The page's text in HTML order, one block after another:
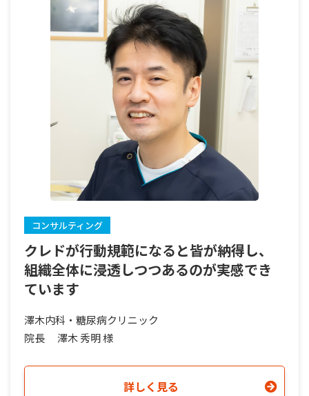
コンサルティング
クレドが行動規範になると皆が納得し、
組織全体に浸透しつつあるのが実感でき
ています
澤木内科・糖尿病クリニック
院長
澤木 秀明 様
詳しく見る